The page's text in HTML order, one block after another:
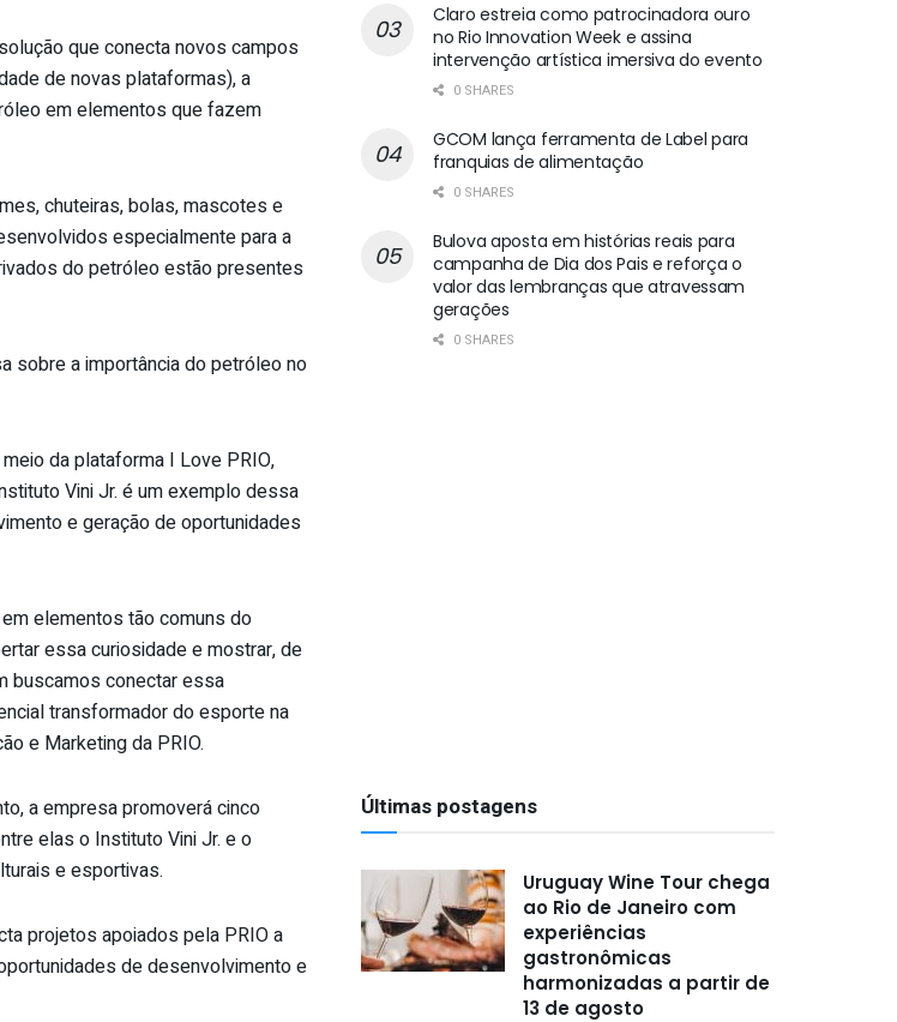
que conecta novos campos
de novas plataformas), a
em elementos que fazem
chuteiras, bolas, mascotes e
especialmente para a
do petróleo estão presentes
sobre a importância do petróleo no
da plataforma I Love PRIO,
Vini Jr. é um exemplo dessa
e geração de oportunidades
elementos tão comuns do
essa curiosidade e mostrar, de
buscamos conectar essa
transformador do esporte na
e Marketing da PRIO.
a empresa promoverá cinco
elas o Instituto Vini Jr. e o
e esportivas.
projetos apoiados pela PRIO a
de desenvolvimento e
Claro estreia como patrocinadora ouro
no Rio Innovation Week e assina
intervenção artística imersiva do evento
0 SHARES
GCOM lança ferramenta de Label para
franquias de alimentação
0 SHARES
Bulova aposta em histórias reais para
campanha de Dia dos Pais e reforça o
valor das lembranças que atravessam
gerações
0 SHARES
Últimas postagens
Uruguay Wine Tour chega
ao Rio de Janeiro com
experiências
gastronômicas
harmonizadas a partir de
13 de agosto